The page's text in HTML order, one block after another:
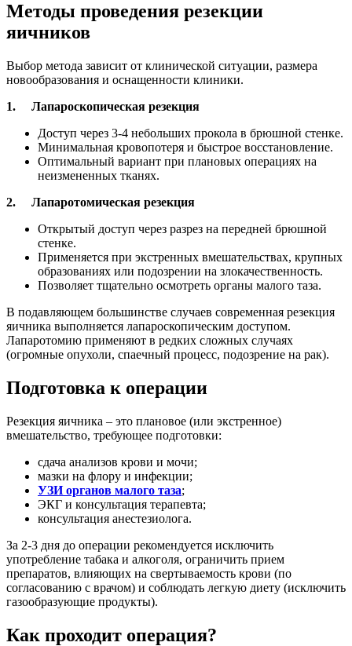
Методы проведения резекции
яичников
Выбор метода зависит от клинической ситуации, размера
новообразования и оснащенности клиники.
1. Лапароскопическая резекция
Доступ через 3-4 небольших прокола в брюшной стенке.
Минимальная кровопотеря и быстрое восстановление.
Оптимальный вариант при плановых операциях на
неизмененных тканях.
2. Лапаротомическая резекция
Открытый доступ через разрез на передней брюшной
стенке.
Применяется при экстренных вмешательствах, крупных
образованиях или подозрении на злокачественность.
Позволяет тщательно осмотреть органы малого таза.
В подавляющем большинстве случаев современная резекция
яичника выполняется лапароскопическим доступом.
Лапаротомию применяют в редких сложных случаях
(огромные опухоли, спаечный процесс, подозрение на рак).
Подготовка к операции
Резекция яичника – это плановое (или экстренное)
вмешательство, требующее подготовки:
сдача анализов крови и мочи;
мазки на флору и инфекции;
УЗИ органов малого таза;
ЭКГ и консультация терапевта;
консультация анестезиолога.
За 2-3 дня до операции рекомендуется исключить
употребление табака и алкоголя, ограничить прием
препаратов, влияющих на свертываемость крови (по
согласованию с врачом) и соблюдать легкую диету (исключить
газообразующие продукты).
Как проходит операция?